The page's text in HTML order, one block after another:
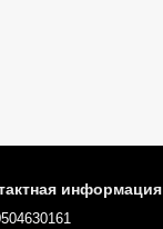
информация